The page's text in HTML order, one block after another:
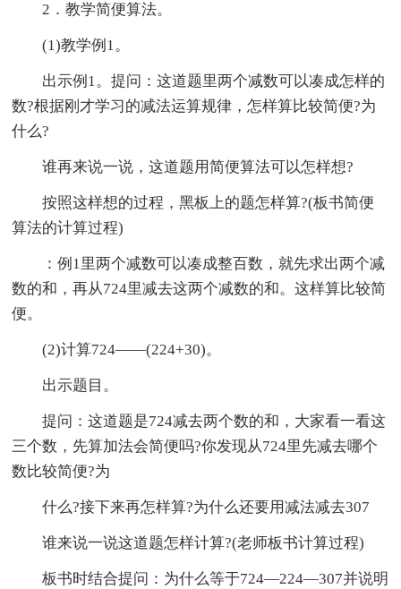
2．教学简便算法。
(1)教学例1。
出示例1。提问：这道题里两个减数可以凑成怎样的
数?根据刚才学习的减法运算规律，怎样算比较简便?为
什么?
谁再来说一说，这道题用简便算法可以怎样想?
按照这样想的过程，黑板上的题怎样算?(板书简便
算法的计算过程)
：例1里两个减数可以凑成整百数，就先求出两个减
数的和，再从724里减去这两个减数的和。这样算比较简
便。
(2)计算724——(224+30)。
出示题目。
提问：这道题是724减去两个数的和，大家看一看这
三个数，先算加法会简便吗?你发现从724里先减去哪个
数比较简便?为
什么?接下来再怎样算?为什么还要用减法减去307
谁来说一说这道题怎样计算?(老师板书计算过程)
板书时结合提问：为什么等于724—224—307并说明